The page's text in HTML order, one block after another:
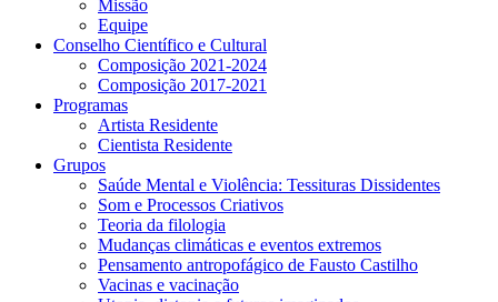
Missão
Equipe
Conselho Científico e Cultural
Composição 2021-2024
Composição 2017-2021
Programas
Artista Residente
Cientista Residente
Grupos
Saúde Mental e Violência: Tessituras Dissidentes
Som e Processos Criativos
Teoria da filologia
Mudanças climáticas e eventos extremos
Pensamento antropofágico de Fausto Castilho
Vacinas e vacinação